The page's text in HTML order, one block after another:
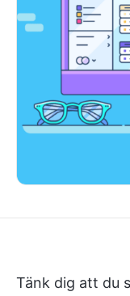
Tänk dig att du